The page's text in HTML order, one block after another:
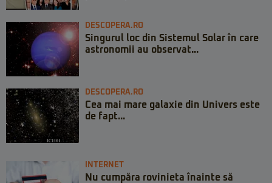
DESCOPERA.RO
Singurul loc din Sistemul Solar în care
astronomii au observat...
DESCOPERA.RO
Cea mai mare galaxie din Univers este
de fapt...
INTERNET
Nu cumpăra rovinieta înainte să